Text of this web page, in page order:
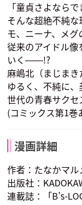
「童貞さよならで
そんな超絶不純
モ、ニーナ、メグ
従来のアイドル
いく――!?
麻嶋北（まじま
ゆるく、不純に
世代の青春サク
(コミックス第1巻
漫画詳細
作者：たなかマル
出版社：
連載誌：「B’s-